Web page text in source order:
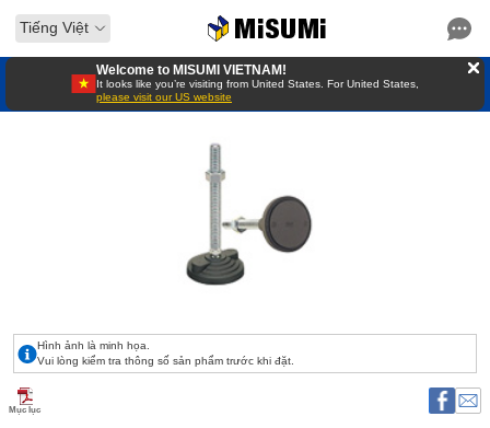
Tiếng Việt
Welcome to MISUMI VIETNAM!
It looks like you’re visiting from United States. For United States,
please visit our US website
Hình ảnh là minh họa.
Vui lòng kiểm tra thông số sản phẩm trước khi đặt.
Mục lục